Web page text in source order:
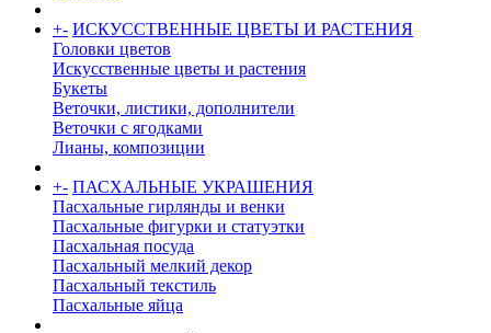
+- ИСКУССТВЕННЫЕ ЦВЕТЫ И РАСТЕНИЯ
Головки цветов
Искусственные цветы и растения
Букеты
Веточки, листики, дополнители
Веточки с ягодками
Лианы, композиции
+- ПАСХАЛЬНЫЕ УКРАШЕНИЯ
Пасхальные гирлянды и венки
Пасхальные фигурки и статуэтки
Пасхальная посуда
Пасхальный мелкий декор
Пасхальный текстиль
Пасхальные яйца